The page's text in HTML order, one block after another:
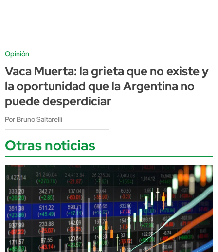
Opinión
Vaca Muerta: la grieta que no existe y
la oportunidad que la Argentina no
puede desperdiciar
Por Bruno Saltarelli
Otras noticias